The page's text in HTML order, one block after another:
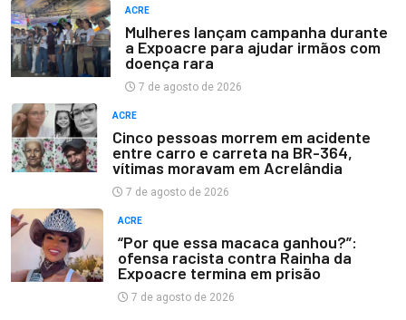
ACRE
Mulheres lançam campanha durante
a Expoacre para ajudar irmãos com
doença rara
7 de agosto de 2026
ACRE
Cinco pessoas morrem em acidente
entre carro e carreta na BR-364,
vítimas moravam em Acrelândia
7 de agosto de 2026
ACRE
“Por que essa macaca ganhou?”:
ofensa racista contra Rainha da
Expoacre termina em prisão
7 de agosto de 2026